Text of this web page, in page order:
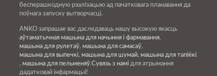
бесперашкодную рэалізацыю ад пачатковага планавання да
поўнага запуску вытворчасці.
ANKO запрашае вас даследаваць нашу высокую якасць
аўтаматычная машына для начыння і фармавання,
машына для рулетаў, машына для самасаў,
машына для выпечкі, машына для шумай, машына для тапіёкі
, машына для пельменяў.Сувязь з намі для атрымання
дадатковай інфармацыі!